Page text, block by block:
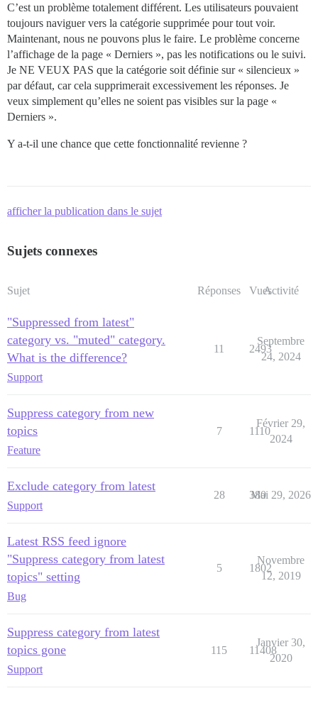
C’est un problème totalement différent. Les utilisateurs pouvaient
toujours naviguer vers la catégorie supprimée pour tout voir.
Maintenant, nous ne pouvons plus le faire. Le problème concerne
l’affichage de la page « Derniers », pas les notifications ou le suivi.
Je NE VEUX PAS que la catégorie soit définie sur « silencieux »
par défaut, car cela supprimerait excessivement les réponses. Je
veux simplement qu’elles ne soient pas visibles sur la page «
Derniers ».
Y a-t-il une chance que cette fonctionnalité revienne ?
afficher la publication dans le sujet
Sujets connexes
Sujet Réponses VuesActivité
"Suppressed from latest"
category vs. "muted" category.
What is the difference?
Support
11 2493
Septembre
24, 2024
Suppress category from new
topics
Feature
7 1110
Février 29,
2024
Exclude category from latest
Support
28 380
Mai 29, 2026
Latest RSS feed ignore
"Suppress category from latest
topics" setting
Bug
5 1802
Novembre
12, 2019
Suppress category from latest
topics gone
Support
115 11408
Janvier 30,
2020